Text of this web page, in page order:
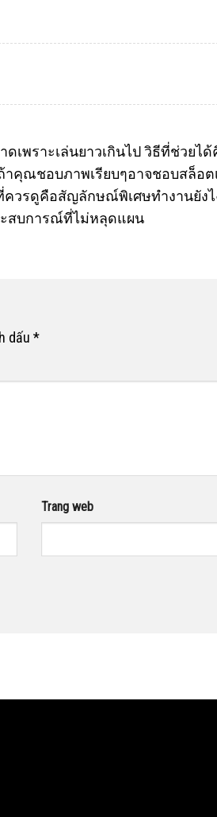
เพราะเล่นยาวเกินไป วิธีที่ช่วยไ
าคุณชอบภาพเรียบๆอาจชอบสล็อต
ควรดูคือสัญลักษณ์พิเศษทำงานยังไ
สบการณ์ที่ไม่หลุดแผน
dấu *
Trang web